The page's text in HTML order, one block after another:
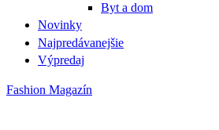
Byt a dom
Novinky
Najpredávanejšie
Výpredaj
Fashion Magazín